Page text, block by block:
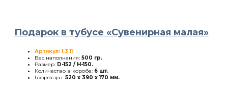
Подарок в тубусе «Сувенирная малая»
Артикул: 1.3.11
Вес наполнения: 500 гр.
Размер: D-152 / H-150.
Количество в коробе: 6 шт.
Гофротара: 520 х 390 х 170 мм.